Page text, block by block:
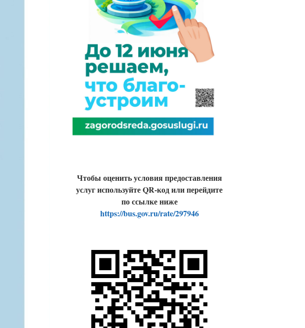
Чтобы оценить условия предоставления
услуг используйте QR-код или перейдите
по ссылке ниже
https://bus.gov.ru/rate/297946